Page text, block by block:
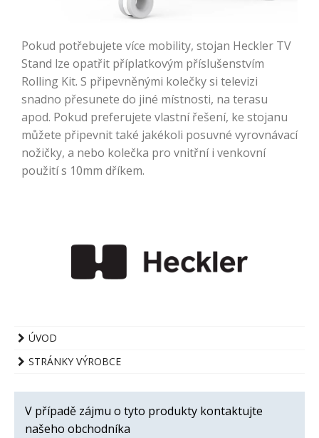
Pokud potřebujete více mobility, stojan Heckler TV
Stand lze opatřit příplatkovým příslušenstvím
Rolling Kit. S připevněnými kolečky si televizi
snadno přesunete do jiné místnosti, na terasu
apod. Pokud preferujete vlastní řešení, ke stojanu
můžete připevnit také jakékoli posuvné vyrovnávací
nožičky, a nebo kolečka pro vnitřní i venkovní
použití s 10mm dříkem.
ÚVOD
STRÁNKY VÝROBCE
V případě zájmu o tyto produkty kontaktujte
našeho obchodníka